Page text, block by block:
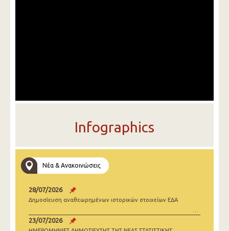
Infographics
Νέα & Ανακοινώσεις
28/07/2026
Δημοσίευση αναθεωρημένων ιστορικών στοιχείων ΕΔΑ
23/07/2026